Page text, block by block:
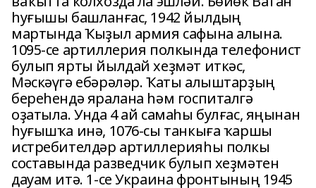
һуғышы башланғас, 1942 йылдың
мартында Ҡыҙыл армия сафына алына.
1095-се артиллерия полкында телефонист
булып ярты йылдай хеҙмәт иткәс,
Мәскәүгә ебәрәләр. Ҡаты алыштарҙың
береһендә яралана һәм госпиталгә
оҙатыла. Унда 4 ай самаһы булғас, яңынан
һуғышҡа инә, 1076-сы танкыға ҡаршы
истребителдәр артиллерияһы полкы
составында разведчик булып хеҙмәтен
дауам итә. 1-се Украина фронтының 1945